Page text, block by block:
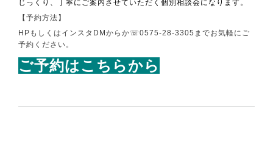
じっくり、丁寧にご案内させていただく個別相談会になります。
【予約方法】
HP もしくはインスタ DMからか☏0575-28-3305 までお気軽にご
予約ください。
ご予約はこちらから